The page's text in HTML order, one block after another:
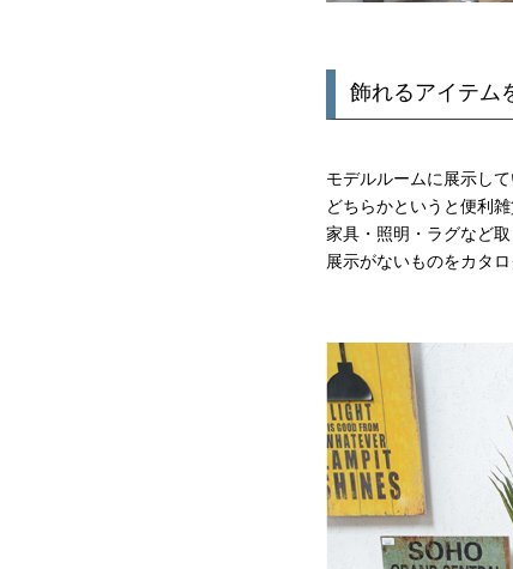
飾れるアイテム
モデルルームに展示して
どちらかというと便利
家具・照明・ラグなど取
展示がないものをカタ